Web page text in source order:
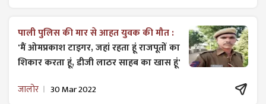
पाली पुलिस की मार से आहत युवक की मौत :
'मैं ओमप्रकाश टाइगर, जहां रहता हूं राजपूतों का
शिकार करता हूं, डीजी लाठर साहब का खास हूं'
जालोर 30 Mar 2022